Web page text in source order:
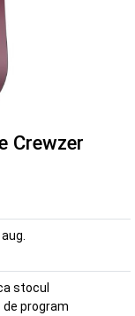
Crewzer
stocul
de program